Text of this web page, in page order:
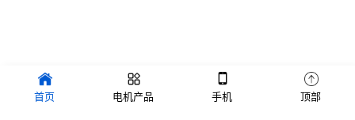
友情链接: 深圳网站制作公司 铝焊机
首页 电机产品 手机 顶部